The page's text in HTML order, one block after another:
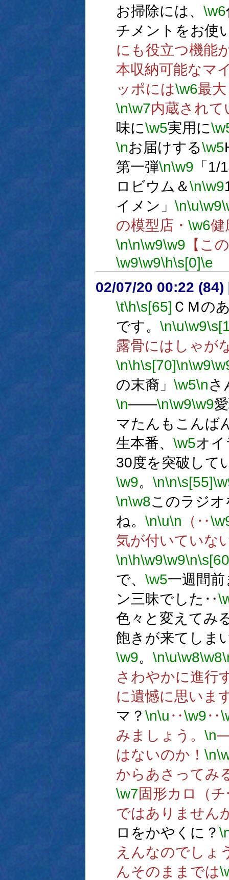
お掃除には、 \w6
チメントをお使
にも役立つ機能
本収納可能なマ
ッポには\w6最
\n\w7内蔵されて
味に\w5実用に
\nお届けする\w5
第一弾\n\w9 「
ロビウム＆\n\w9
イメン」 \n\u\w9
の模型店・ \w6健
\n\n\w9\w9 【こ
\w9\w9\h\s[0]\e
02/07/20 00:22 (84)
\t\h\s[65] ＣＭの
です。 \n\u\w9
露骨にはしゃが
\n\h\s[70]\n\w9
の末裔」 \w5\nさ
\n――\n\w9\w9
マたんもこんば
生本番、 \w5オ
30度を突破して
\w9。 \n\n\s[55]
\n\w8このラジ
ね。 \n\u\n （‥
気が付いていな
\n\h\w9\w9\n
で、 \w5一週間
ン三昧でした‥
色々と変えてみ
飽きが来てしま
\w9。 \n\u\w8\w8
さわやかに進行
に遺憾に思いま
マ？ \n\u ‥\w9‥
みましょう。 \n
はないのか！ \n
からあさってみ
\w7固形カロ（
ではありません
ロをかやくに？
えんなのでしょ
んそのままでは